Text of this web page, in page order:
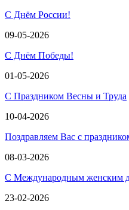
С Днём России!
09-05-2026
С Днём Победы!
01-05-2026
С Праздником Весны и Труда
10-04-2026
Поздравляем Вас с
08-03-2026
С Международным женским
23-02-2026